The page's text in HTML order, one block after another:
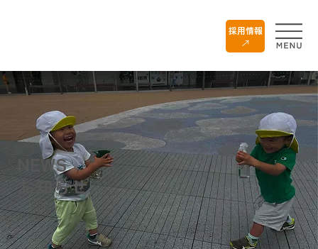
採用情報
NEWS
お知らせ